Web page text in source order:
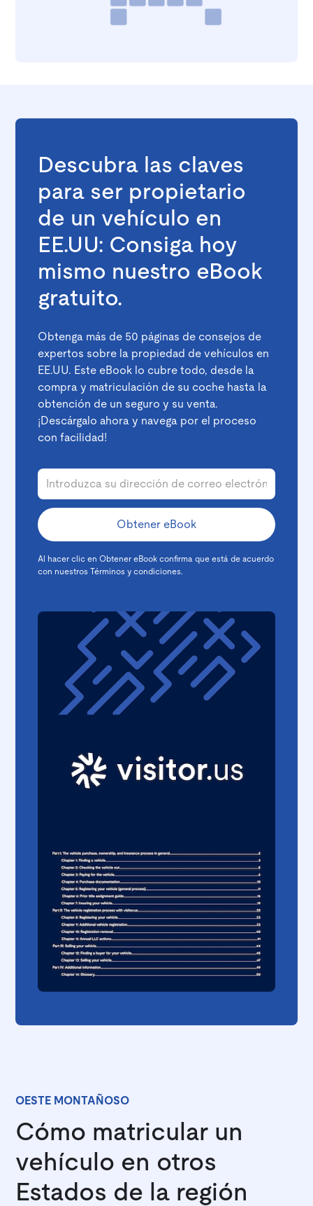
Descubra las claves
para ser propietario
de un vehículo en
EE.UU: Consiga hoy
mismo nuestro eBook
gratuito.
Obtenga más de 50 páginas de consejos de
expertos sobre la propiedad de vehículos en
EE.UU. Este eBook lo cubre todo, desde la
compra y matriculación de su coche hasta la
obtención de un seguro y su venta.
¡Descárgalo ahora y navega por el proceso
con facilidad!
Al hacer clic en Obtener eBook confirma que está de acuerdo
con nuestrosTérminos y condiciones.
OESTE MONTAÑOSO
Cómo matricular un
vehículo en otros
Estados de la región